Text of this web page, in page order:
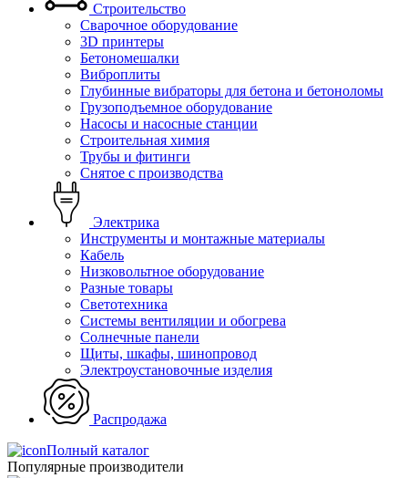
Строительство
Сварочное оборудование
3D принтеры
Бетономешалки
Виброплиты
Глубинные вибраторы для бетона и бетоноломы
Грузоподъемное оборудование
Насосы и насосные станции
Строительная химия
Трубы и фитинги
Снятое с производства
Электрика
Инструменты и монтажные материалы
Кабель
Низковольтное оборудование
Разные товары
Светотехника
Системы вентиляции и обогрева
Солнечные панели
Щиты, шкафы, шинопровод
Электроустановочные изделия
Распродажа
Полный каталог
Популярные производители